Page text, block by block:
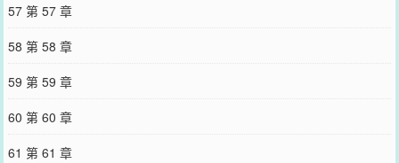
57 第 57 章
58 第 58 章
59 第 59 章
60 第 60 章
61 第 61 章